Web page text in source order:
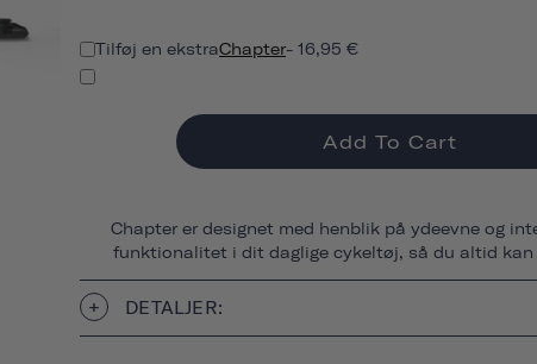
Tilføj en ekstraChapter- 16,95 €
Add To Cart
Chapter er designet med henblik på ydeevne og
funktionalitet i dit daglige cykeltøj, så du altid kan
DETALJER: